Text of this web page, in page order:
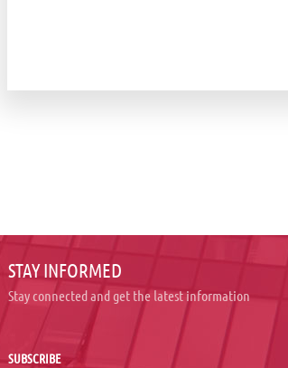
STAY INFORMED
Stay connected and get the latest information
SUBSCRIBE